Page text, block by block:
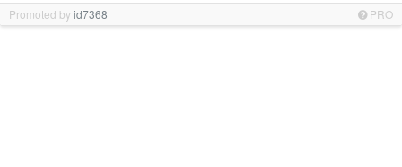
Promoted byid7368 PRO